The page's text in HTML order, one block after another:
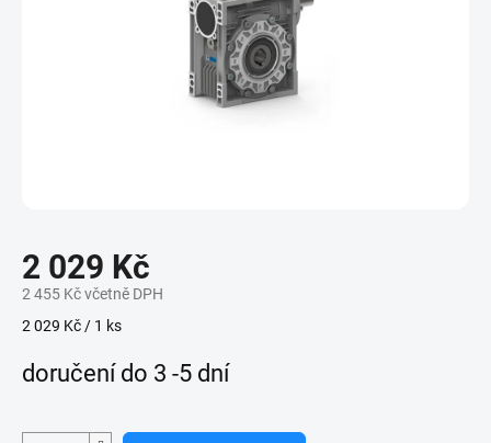
2 029 Kč
2 455 Kč včetně DPH
Měrná
2 029 Kč / 1 ks
doručení do 3 -5 dní